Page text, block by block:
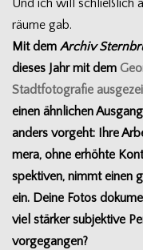
Und ich will schließ­lich
räume gab.
Mit dem Archiv
die­ses Jahr mit dem
Stadt­fo­to­gra­fie
einen ähn­li­chen
anders vor­geht: Ihre
mera, ohne erhöhte
spek­ti­ven, nimmt einen
ein. Deine Fotos
viel stär­ker sub­jek­tive
vorgegangen?